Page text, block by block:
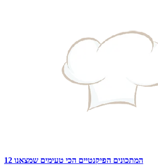
12 המתכונים הפיקנטיים הכי טעימים שמצאנו